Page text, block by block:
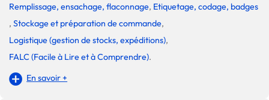
Remplissage, ensachage, flaconnage, Etiquetage, codage, badges
, Stockage et préparation de commande,
Logistique (gestion de stocks, expéditions),
FALC (Facile à Lire et à Comprendre).
En savoir +